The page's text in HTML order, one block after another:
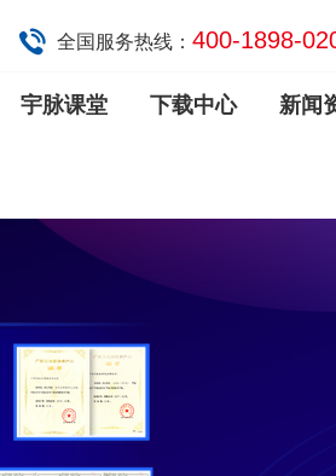
全国服务热线： 400-1898-
宇脉课堂 下载中心 新闻